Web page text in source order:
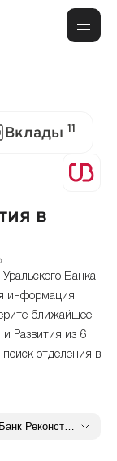
Вклады 11
в
Банка
информация:
ближайшее
и Развития из 6
отделения в